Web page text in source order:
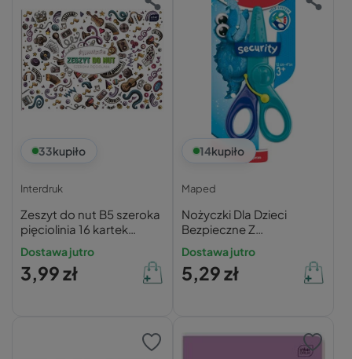
33kupiło
Interdruk
Zeszyt do nut B5 szeroka
pięciolinia 16 kartek
INTERDRUK
Dostawa jutro
3,99 zł
14kupiło
Maped
Nożyczki Dla Dzieci
Bezpieczne Z
Plastikowymi Ostrzami i
Sprężynką 3+ Maped
Dostawa jutro
5,29 zł